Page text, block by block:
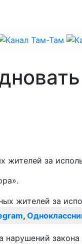
жителей за
,